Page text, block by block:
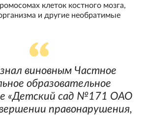
клеток костного мозга,
и другие необратимые
виновным Частное
образовательное
«Детский сад №171 ОАО
правонарушения,